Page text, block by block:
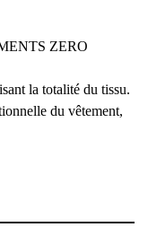
ZERO
la totalité du tissu.
du vêtement,